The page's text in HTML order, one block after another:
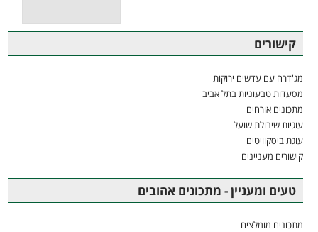
קישורים
מג'דרה עם עדשים ירוקות
מסעדות טבעוניות בתל אביב
מתכונים אורחים
עוגיות שיבולת שועל
עוגת ביסקוויטים
קישורים מעניינים
טעים ומעניין - מתכונים אהובים
מתכונים מומלצים